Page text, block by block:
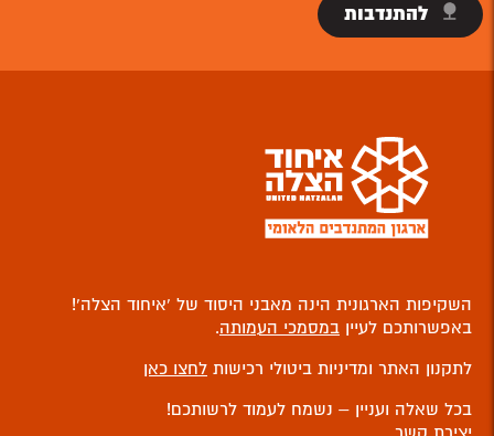
להתנדבות
השקיפות הארגונית הינה מאבני היסוד של ‘איחוד הצלה’!
באפשרותכם לעיין במסמכי העמותה.
לתקנון האתר ומדיניות ביטולי רכישות לחצו כאן
בכל שאלה ועניין – נשמח לעמוד לרשותכם!